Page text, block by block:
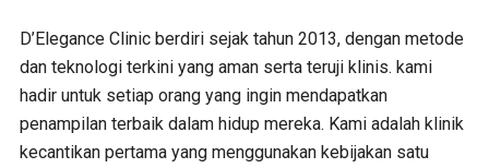
D’Elegance Clinic berdiri sejak tahun 2013, dengan metode
dan teknologi terkini yang aman serta teruji klinis. kami
hadir untuk setiap orang yang ingin mendapatkan
penampilan terbaik dalam hidup mereka. Kami adalah klinik
kecantikan pertama yang menggunakan kebijakan satu